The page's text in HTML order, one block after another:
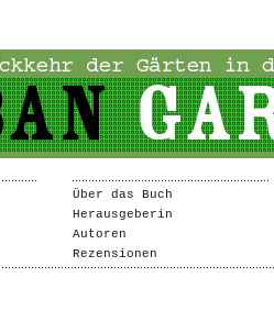
Über das Buch
Herausgeberin
Autoren
Rezensionen